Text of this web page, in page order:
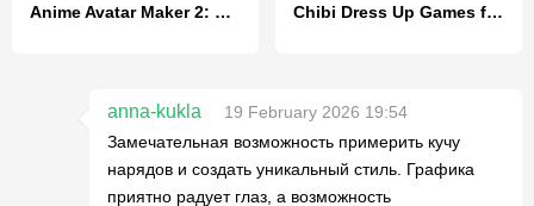
Anime Avatar Maker 2: Dress Up Chibi Dress Up Games for Girls
anna-kukla
19 February 2026 19:54
Замечательная возможность примерить кучу
нарядов и создать уникальный стиль. Графика
приятно радует глаз, а возможность